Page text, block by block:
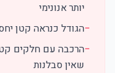
יותר אנונימי
−הגודל כנראה קטן
−הרכבה עם חלקים
שאין סבלנות